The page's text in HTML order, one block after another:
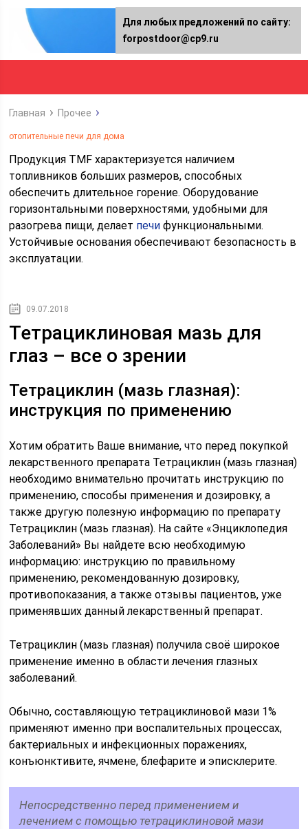
Главная Прочее
отопительные печи для дома
Продукция TMF характеризуется наличием
топливников больших размеров, способных
обеспечить длительное горение. Оборудование
горизонтальными поверхностями, удобными для
разогрева пищи, делает печи функциональными.
Устойчивые основания обеспечивают безопасность в
эксплуатации.
09.07.2018
Тетрациклиновая мазь для
глаз – все о зрении
Тетрациклин (мазь глазная):
инструкция по применению
Хотим обратить Ваше внимание, что перед покупкой
лекарственного препарата Тетрациклин (мазь глазная)
необходимо внимательно прочитать инструкцию по
применению, способы применения и дозировку, а
также другую полезную информацию по препарату
Тетрациклин (мазь глазная). На сайте «Энциклопедия
Заболеваний» Вы найдете всю необходимую
информацию: инструкцию по правильному
применению, рекомендованную дозировку,
противопоказания, а также отзывы пациентов, уже
применявших данный лекарственный препарат.
Тетрациклин (мазь глазная) получила своё широкое
применение именно в области лечения глазных
заболеваний.
Обычно, составляющую тетрациклиновой мази 1%
применяют именно при воспалительных процессах,
бактериальных и инфекционных поражениях,
конъюнктивите, ячмене, блефарите и эписклерите.
Непосредственно перед применением и
лечением с помощью тетрациклиновой мази
Для любых предложений по сайту:
forpostdoor@cp9.ru